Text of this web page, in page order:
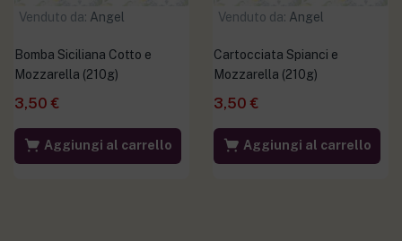
Venduto da: Angel
Bomba Siciliana Cotto e
Mozzarella (210g)
3,50 €
Aggiungi al carrello
Venduto da: Angel
Cartocciata Spianci e
Mozzarella (210g)
3,50 €
Aggiungi al carrello